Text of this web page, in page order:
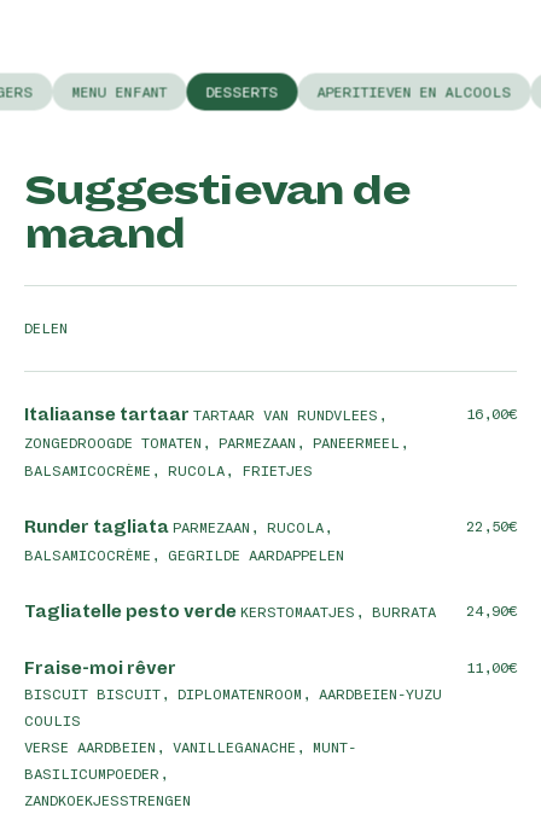
MENU ENFANT DESSERTS APERITIEVEN EN ALCOOLS
Suggestievan de
maand
DELEN
Italiaanse tartaar TARTAAR VAN RUNDVLEES,
ZONGEDROOGDE TOMATEN, PARMEZAAN, PANEERMEEL,
BALSAMICOCRÈME, RUCOLA, FRIETJES
16,00
Runder tagliata PARMEZAAN, RUCOLA,
BALSAMICOCRÈME, GEGRILDE AARDAPPELEN
22,50
Tagliatelle pesto verde KERSTOMAATJES, BURRATA 24,90
Fraise-moi rêver
BISCUIT BISCUIT, DIPLOMATENROOM, AARDBEIEN-YUZU
COULIS
VERSE AARDBEIEN, VANILLEGANACHE, MUNT-
BASILICUMPOEDER,
ZANDKOEKJESSTRENGEN
11,00